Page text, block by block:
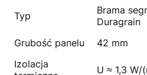
Typ
Brama
Duragrain
Grubość panelu
42 mm
Izolacja
U ≈ 1,3 W/